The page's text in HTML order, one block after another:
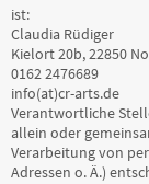
ist:
Claudia Rüdiger
Kielort 20b, 22850
0162 2476689
info(at)cr-arts.de
Verantwortliche
allein oder
Verarbeitung von
Adressen o. Ä.)